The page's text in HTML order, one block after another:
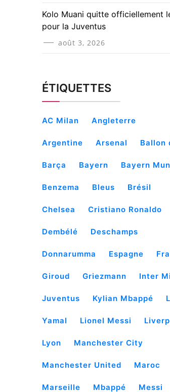
Kolo Muani quitte officiellement
pour la Juventus
août 3, 2026
ÉTIQUETTES
AC Milan Angleterre
Argentine Arsenal Ballon
Barça Bayern Bayern
Benzema Bleus Brésil
Chelsea Cristiano Ronaldo
Dembélé Deschamps
Donnarumma Espagne
Giroud Griezmann Inter
Juventus Kylian Mbappé
Yamal Lionel Messi
Lyon Manchester City
Manchester United Maroc
Marseille Mbappé Messi